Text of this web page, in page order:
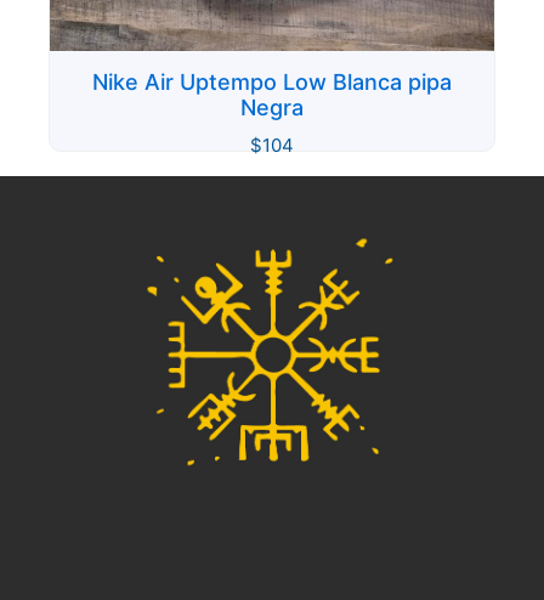
Nike Air Uptempo Low Blanca pipa
Negra
$104